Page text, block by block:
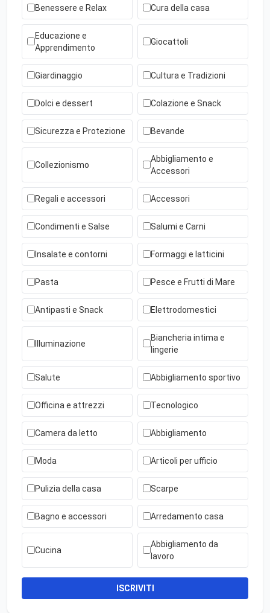
Benessere e Relax Cura della casa
Educazione e
Apprendimento
Giocattoli
Giardinaggio Cultura e Tradizioni
Dolci e dessert Colazione e Snack
Sicurezza e Protezione Bevande
Collezionismo
Abbigliamento e
Accessori
Regali e accessori Accessori
Condimenti e Salse Salumi e Carni
Insalate e contorni Formaggi e latticini
Pasta Pesce e Frutti di Mare
Antipasti e Snack Elettrodomestici
Illuminazione
Biancheria intima e
lingerie
Salute Abbigliamento sportivo
Officina e attrezzi Tecnologico
Camera da letto Abbigliamento
Moda Articoli per ufficio
Pulizia della casa Scarpe
Bagno e accessori Arredamento casa
Cucina
Abbigliamento da
lavoro
ISCRIVITI